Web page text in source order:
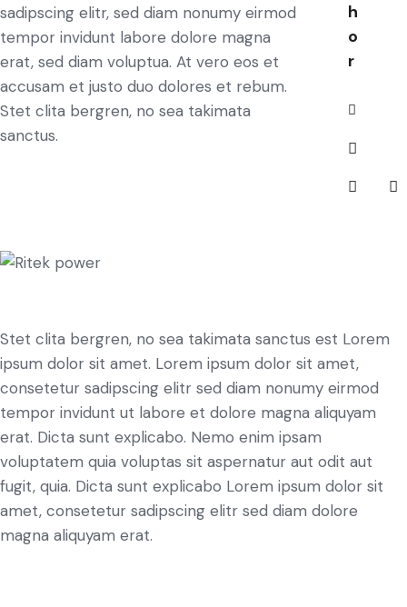
sadipscing elitr, sed diam nonumy eirmod
tempor invidunt labore dolore magna
erat, sed diam voluptua. At vero eos et
accusam et justo duo dolores et rebum.
Stet clita bergren, no sea takimata
sanctus.
h
o
r
Stet clita bergren, no sea takimata sanctus est Lorem
ipsum dolor sit amet. Lorem ipsum dolor sit amet,
consetetur sadipscing elitr sed diam nonumy eirmod
tempor invidunt ut labore et dolore magna aliquyam
erat. Dicta sunt explicabo. Nemo enim ipsam
voluptatem quia voluptas sit aspernatur aut odit aut
fugit, quia. Dicta sunt explicabo Lorem ipsum dolor sit
amet, consetetur sadipscing elitr sed diam dolore
magna aliquyam erat.